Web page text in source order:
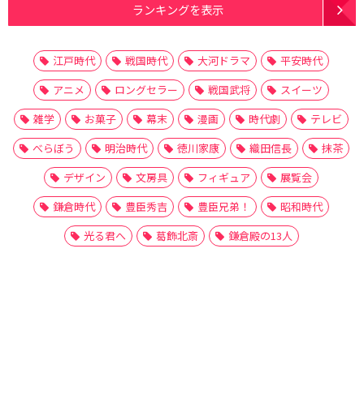
ランキングを表示
江戸時代 戦国時代 大河ドラマ
平安時代
アニメ
ロングセラー 戦国武将
スイーツ
雑学
お菓子 幕末 漫画 時代劇
テレビ
べらぼう
明治時代 徳川家康 織田信長
抹茶
デザイン
文房具 フィギュア
展覧会
鎌倉時代
豊臣秀吉 豊臣兄弟！
昭和時代
光る君へ
葛飾北斎 鎌倉殿の13人